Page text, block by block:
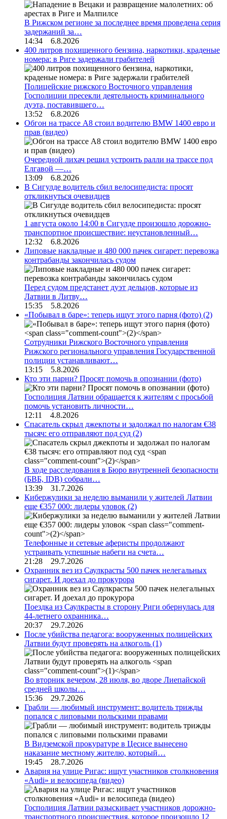
В Рижском регионе за последнее время проведена серия
задержаний за…
14:34 6.8.2026
400 литров похищенного бензина, наркотики, краденые
номера: в Риге задержали грабителей
Полицейские рижского Восточного управления
Госполиции пресекли деятельность криминального
дуэта, поставившего…
13:52 6.8.2026
Обгон на трассе А8 стоил водителю BMW 1400 евро и
прав (видео)
Очередной лихач решил устроить ралли на трассе под
Елгавой —…
13:09 6.8.2026
В Сигулде водитель сбил велосипедиста: просят
откликнуться очевидцев
1 августа около 14:00 в Сигулде произошло дорожно-
транспортное происшествие: неустановленный…
12:32 6.8.2026
Липовые накладные и 480 000 пачек сигарет: перевозка
контрабанды закончилась судом
Перед судом предстанет дуэт дельцов, которые из
Латвии в Литву…
15:35 5.8.2026
«Побывал в баре»: теперь ищут этого парня (фото) (2)
Сотрудники Рижского Восточного управления
Рижского регионального управления Государственной
полиции устанавливают…
13:15 5.8.2026
Кто эти парни? Просят помочь в опознании (фото)
Госполиция Латвии обращается к жителям с просьбой
помочь установить личности…
12:11 4.8.2026
Спасатель скрыл джекпоты и задолжал по налогам €38
тысяч: его отправляют под суд (2)
В ходе расследования в Бюро внутренней безопасности
(БВБ, IDB) собрали…
13:39 31.7.2026
Кибержулики за неделю выманили у жителей Латвии
еще €357 000: лидеры уловок (2)
Телефонные и сетевые аферисты продолжают
устраивать успешные набеги на счета…
21:28 29.7.2026
Охранник вез из Саулкрасты 500 пачек нелегальных
сигарет. И доехал до прокурора
Поездка из Саулкрасты в сторону Риги обернулась для
44-летнего охранника…
20:37 29.7.2026
После убийства педагога: вооруженных полицейских
Латвии будут проверять на алкоголь (1)
Во вторник вечером, 28 июля, во дворе Лиепайской
средней школы…
15:36 29.7.2026
Грабли — любимый инструмент: водитель трижды
попался с липовыми польскими правами
В Видземской прокуратуре в Цесисе вынесено
наказание местному жителю, который…
19:45 28.7.2026
Авария на улице Ригас: ищут участников столкновения
«Audi» и велосипеда (видео)
Госполиция Латвии разыскивает участников дорожно-
транспортного происшествия, которое произошло 12